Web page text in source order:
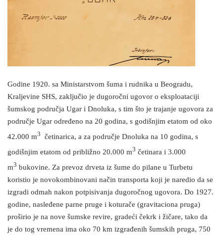
Godine 1920. sa Ministarstvom šuma i rudnika u Beogradu,
Kraljevine SHS, zaključio je dugoročni ugovor o eksploataciji
šumskog područja Ugar i Dnoluka, s tim što je trajanje ugovora za
područje Ugar određeno na 20 godina, s godišnjim etatom od oko
42.000 m3 četinarica, a za područje Dnoluka na 10 godina, s
godišnjim etatom od približno 20.000 m3 četinara i 3.000
m3 bukovine. Za prevoz drveta iz šume do pilane u Turbetu
koristio je novokombinovani način transporta koji je naredio da se
izgradi odmah nakon potpisivanja dugoročnog ugovora. Do 1927.
godine, nasleđene parne pruge i koturače (gravitaciona pruga)
proširio je na nove šumske revire, gradeći čekrk i žičare, tako da
je do tog vremena ima oko 70 km izgrađenih šumskih pruga, 750